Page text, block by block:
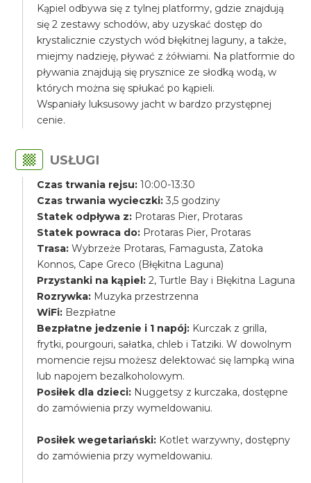
Kąpiel odbywa się z tylnej platformy, gdzie znajdują
się 2 zestawy schodów, aby uzyskać dostęp do
krystalicznie czystych wód błękitnej laguny, a także,
miejmy nadzieję, pływać z żółwiami. Na platformie do
pływania znajdują się prysznice ze słodką wodą, w
których można się spłukać po kąpieli.
Wspaniały luksusowy jacht w bardzo przystępnej
cenie.
USŁUGI
Czas trwania rejsu: 10:00-13:30
Czas trwania wycieczki: 3,5 godziny
Statek odpływa z: Protaras Pier, Protaras
Statek powraca do: Protaras Pier, Protaras
Trasa: Wybrzeże Protaras, Famagusta, Zatoka
Konnos, Cape Greco (Błękitna Laguna)
Przystanki na kąpiel: 2, Turtle Bay i Błękitna Laguna
Rozrywka: Muzyka przestrzenna
WiFi: Bezpłatne
Bezpłatne jedzenie i 1 napój: Kurczak z grilla,
frytki, pourgouri, sałatka, chleb i Tatziki. W dowolnym
momencie rejsu możesz delektować się lampką wina
lub napojem bezalkoholowym.
Posiłek dla dzieci: Nuggetsy z kurczaka, dostępne
do zamówienia przy wymeldowaniu.
Posiłek wegetariański: Kotlet warzywny, dostępny
do zamówienia przy wymeldowaniu.